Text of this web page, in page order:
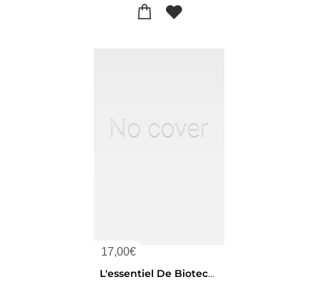
17,00€
L'essentiel De Biotechnologies ; Bts (4e Edition)